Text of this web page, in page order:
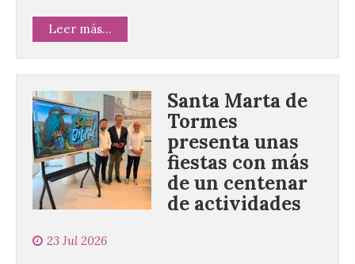
Leer más...
Santa Marta de
Tormes
presenta unas
fiestas con más
de un centenar
de actividades
23 Jul 2026